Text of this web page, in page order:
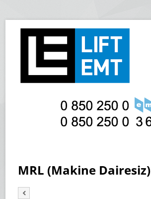
MRL (Makine Dairesiz)